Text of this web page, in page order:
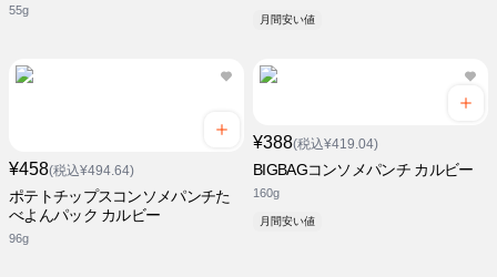
55g
月間安い値
¥458(税込¥494.64)
ポテトチップスコンソメパンチた
べよんパック カルビー
96g
¥388(税込¥419.04)
BIGBAGコンソメパンチ カルビー
160g
月間安い値